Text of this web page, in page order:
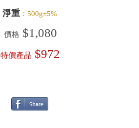
淨重：500g±5%
價格 $1,080
特價產品 $972